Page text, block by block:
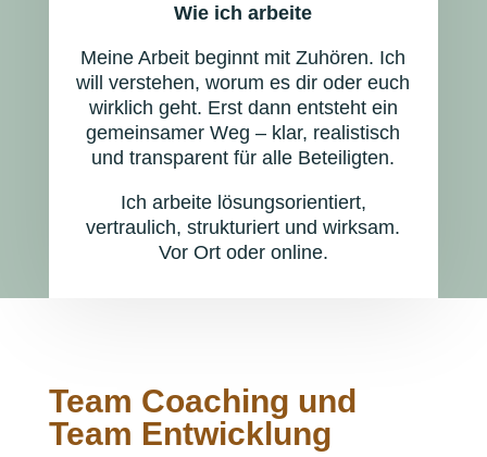
Wie ich arbeite
Meine Arbeit beginnt mit Zuhören. Ich
will verstehen, worum es dir oder euch
wirklich geht. Erst dann entsteht ein
gemeinsamer Weg – klar, realistisch
und transparent für alle Beteiligten.
Ich arbeite lösungsorientiert,
vertraulich, strukturiert und wirksam.
Vor Ort oder online.
Team Coaching und
Team Entwicklung